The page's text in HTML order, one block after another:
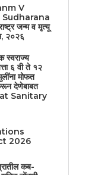
V
जन्म व मृत्यू
२०२६
स्वराज्य
६ वी ते १२
मोफत
देणेबाबत
Sanitary
2026
कब-